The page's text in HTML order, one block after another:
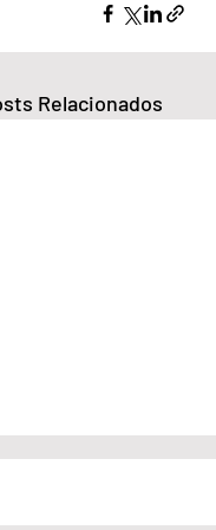
Relacionados